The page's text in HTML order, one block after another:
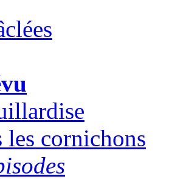
les cornichons